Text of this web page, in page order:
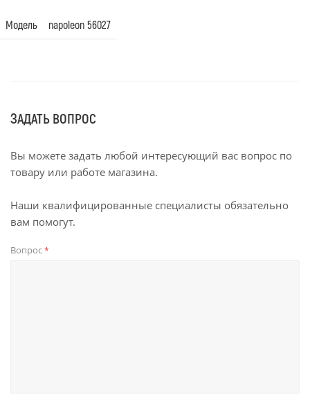
Модель napoleon 56027
ЗАДАТЬ ВОПРОС
Вы можете задать любой интересующий вас вопрос по
товару или работе магазина.
Наши квалифицированные специалисты обязательно
вам помогут.
Вопрос*